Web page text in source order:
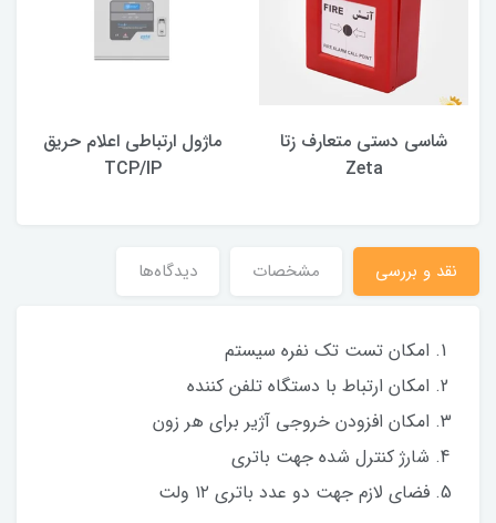
شاسی دستی متعارف زتا
Zeta
ماژول ارتباطی اعلام حریق
TCP/IP
نقد و بررسی مشخصات دیدگاه‌ها
امکان تست تک نفره سیستم
امکان ارتباط با دستگاه تلفن کننده
امکان افزودن خروجی آژیر برای هر زون
شارژ کنترل شده جهت باتری
فضای لازم جهت دو عدد باتری ۱۲ ولت